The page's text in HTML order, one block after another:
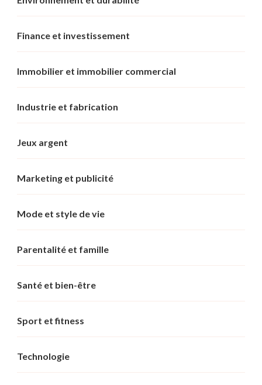
Finance et investissement
Immobilier et immobilier commercial
Industrie et fabrication
Jeux argent
Marketing et publicité
Mode et style de vie
Parentalité et famille
Santé et bien-être
Sport et fitness
Technologie